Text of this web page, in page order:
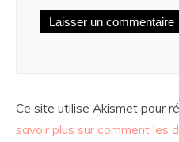
Ce site utilise Akismet pour
savoir plus sur comment les